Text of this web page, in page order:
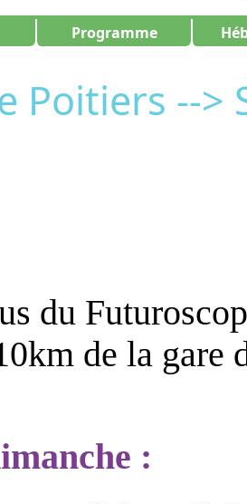
Programme
Poitiers -->
du
de la gare
: